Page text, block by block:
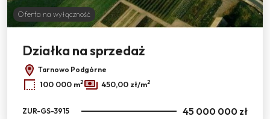
Oferta na wyłączność
Działka na sprzedaż
Tarnowo Podgórne
100 000 m2 450,00 zł/m2
ZUR-GS-3915 45 000 000 zł